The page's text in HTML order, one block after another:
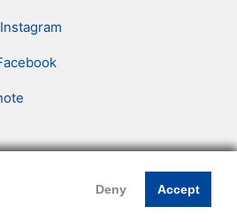
Deny Accept
Deny Accept
Deny Accept